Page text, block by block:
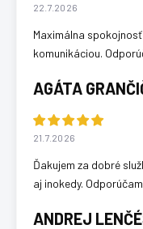
22.7.2026
Maximálna
komunikáciou.
AGÁTA
21.7.2026
Ďakujem za dobré
aj inokedy.
ANDREJ